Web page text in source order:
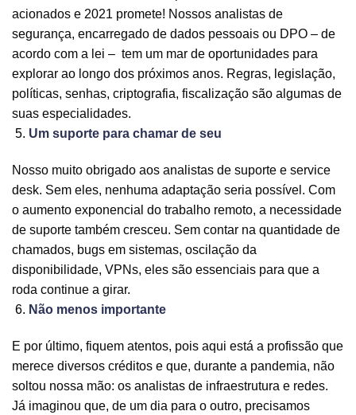
acionados e 2021 promete! Nossos analistas de
segurança, encarregado de dados pessoais ou DPO – de
acordo com a lei – tem um mar de oportunidades para
explorar ao longo dos próximos anos. Regras, legislação,
políticas, senhas, criptografia, fiscalização são algumas de
suas especialidades.
Um suporte para chamar de seu
Nosso muito obrigado aos analistas de suporte e service
desk. Sem eles, nenhuma adaptação seria possível. Com
o aumento exponencial do trabalho remoto, a necessidade
de suporte também cresceu. Sem contar na quantidade de
chamados, bugs em sistemas, oscilação da
disponibilidade, VPNs, eles são essenciais para que a
roda continue a girar.
Não menos importante
E por último, fiquem atentos, pois aqui está a profissão que
merece diversos créditos e que, durante a pandemia, não
soltou nossa mão: os analistas de infraestrutura e redes.
Já imaginou que, de um dia para o outro, precisamos